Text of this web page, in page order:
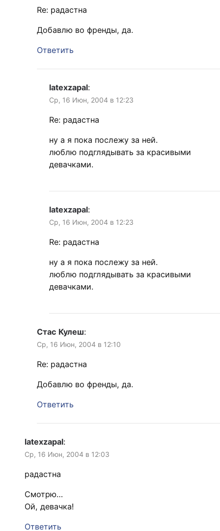
Re: радастна
Добавлю во френды, да.
Ответить
latexzapal:
Ср, 16 Июн, 2004 в 12:23
Re: радастна
ну а я пока послежу за ней.
люблю подглядывать за красивыми
девачками.
latexzapal:
Ср, 16 Июн, 2004 в 12:23
Re: радастна
ну а я пока послежу за ней.
люблю подглядывать за красивыми
девачками.
Стас Кулеш:
Ср, 16 Июн, 2004 в 12:10
Re: радастна
Добавлю во френды, да.
Ответить
latexzapal:
Ср, 16 Июн, 2004 в 12:03
радастна
Смотрю…
Ой, девачка!
Ответить